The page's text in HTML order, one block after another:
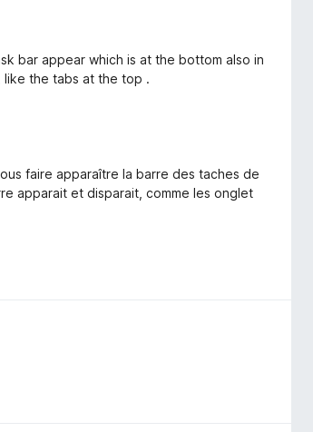
bar appear which is at the bottom also in
like the tabs at the top .
faire apparaître la barre des taches de
apparait et disparait, comme les onglet